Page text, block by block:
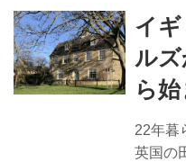
イ
ル
ら
22年暮
英国の